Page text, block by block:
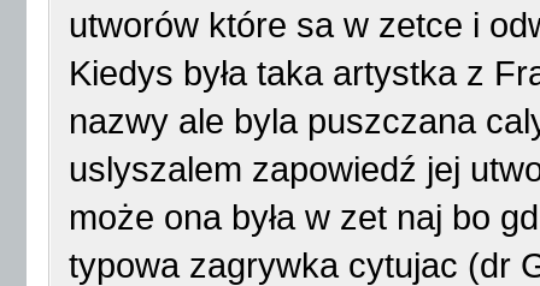
utworów które sa w zetce i
Kiedys była taka artystka z
nazwy ale byla puszczana
uslyszalem zapowiedź jej
może ona była w zet naj bo
typowa zagrywka cytujac (dr